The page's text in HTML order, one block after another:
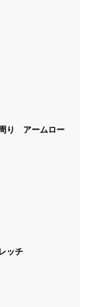
り アームロー
ッチ